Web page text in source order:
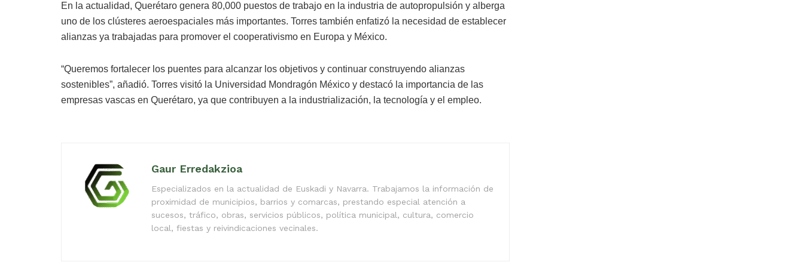
En la actualidad, Querétaro genera 80,000 puestos de trabajo en la industria de autopropulsión y alberga
uno de los clústeres aeroespaciales más importantes. Torres también enfatizó la necesidad de establecer
alianzas ya trabajadas para promover el cooperativismo en Europa y México.
“Queremos fortalecer los puentes para alcanzar los objetivos y continuar construyendo alianzas
sostenibles”, añadió. Torres visitó la Universidad Mondragón México y destacó la importancia de las
empresas vascas en Querétaro, ya que contribuyen a la industrialización, la tecnología y el empleo.
Gaur Erredakzioa
Especializados en la actualidad de Euskadi y Navarra. Trabajamos la información de
proximidad de municipios, barrios y comarcas, prestando especial atención a
sucesos, tráfico, obras, servicios públicos, política municipal, cultura, comercio
local, fiestas y reivindicaciones vecinales.